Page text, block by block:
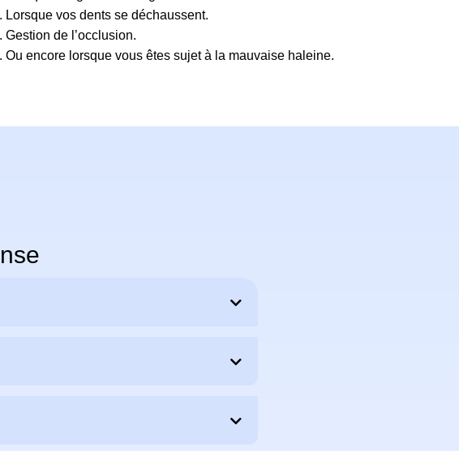
Lorsque vos dents se déchaussent.
Gestion de l’occlusion.
Ou encore lorsque vous êtes sujet à la mauvaise haleine.